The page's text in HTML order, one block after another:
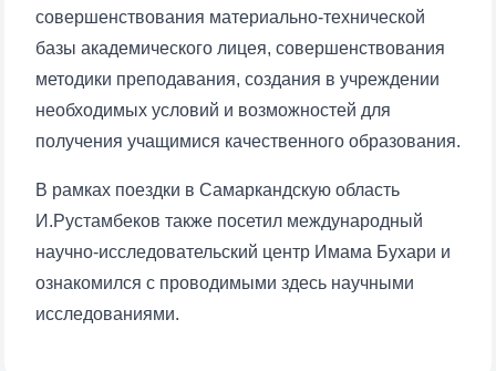
Ваше имя и фамилия
совершенствования материально-технической
базы академического лицея, совершенствования
методики преподавания, создания в учреждении
необходимых условий и возможностей для
получения учащимися качественного образования.
В рамках поездки в Самаркандскую область
И.Рустамбеков также посетил международный
научно-исследовательский центр Имама Бухари и
ознакомился с проводимыми здесь научными
исследованиями.